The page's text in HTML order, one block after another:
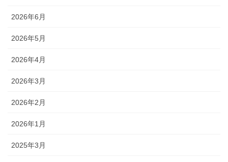
2026年6月
2026年5月
2026年4月
2026年3月
2026年2月
2026年1月
2025年3月